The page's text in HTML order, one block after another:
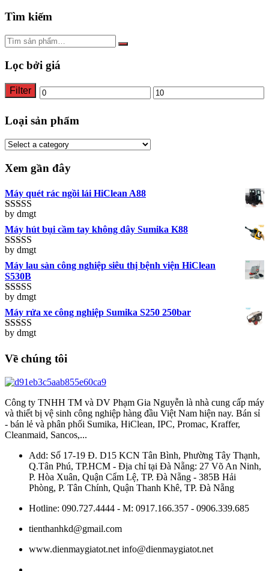
Tìm kiếm
Lọc bởi giá
Min Max
Filter
Loại sản phẩm
Xem gần đây
Máy quét rác ngồi lái HiClean A88
Rated5out
of 5
by dmgt
Máy hút bụi cầm tay không dây Sumika K88
Rated5out
of 5
by dmgt
Máy lau sàn công nghiệp siêu thị bệnh viện HiClean
S530B
Rated5out
of 5
by dmgt
Máy rửa xe công nghiệp Sumika S250 250bar
Rated5out
by dmgt
Về chúng tôi
Công ty TNHH TM và DV Phạm Gia Nguyễn là nhà cung cấp máy
và thiết bị vệ sinh công nghiệp hàng đầu Việt Nam hiện nay. Bán sỉ
- bán lẻ và phân phối Sumika, HiClean, IPC, Promac, Kraffer,
Cleanmaid, Sancos,...
Add: Số 17-19 Đ. D15 KCN Tân Bình, Phường Tây Thạnh,
Q.Tân Phú, TP.HCM - Địa chỉ tại Đà Nẵng: 27 Võ An Ninh,
P. Hòa Xuân, Quận Cẩm Lệ, TP. Đà Nẵng - 385B Hải
Phòng, P. Tân Chính, Quận Thanh Khê, TP. Đà Nẵng
Hotline: 090.727.4444 - M: 0917.166.357 - 0906.339.685
tienthanhkd@gmail.com
www.dienmaygiatot.net info@dienmaygiatot.net